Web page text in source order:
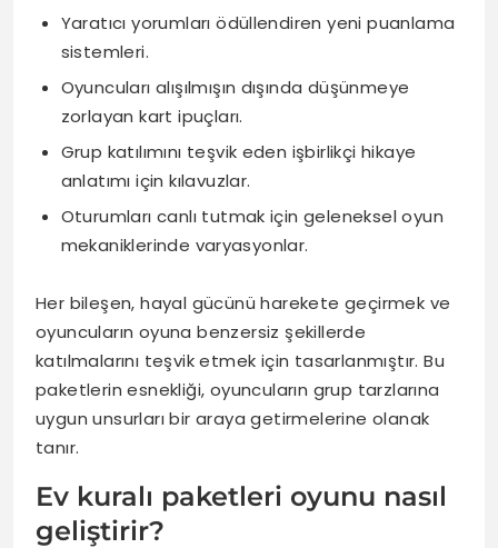
Yaratıcı yorumları ödüllendiren yeni puanlama
sistemleri.
Oyuncuları alışılmışın dışında düşünmeye
zorlayan kart ipuçları.
Grup katılımını teşvik eden işbirlikçi hikaye
anlatımı için kılavuzlar.
Oturumları canlı tutmak için geleneksel oyun
mekaniklerinde varyasyonlar.
Her bileşen, hayal gücünü harekete geçirmek ve
oyuncuların oyuna benzersiz şekillerde
katılmalarını teşvik etmek için tasarlanmıştır. Bu
paketlerin esnekliği, oyuncuların grup tarzlarına
uygun unsurları bir araya getirmelerine olanak
tanır.
Ev kuralı paketleri oyunu nasıl
geliştirir?